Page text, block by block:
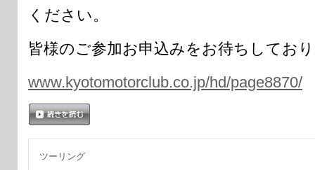
ください。
皆様のご参加お申込みをお待ちしてお
www.kyotomotorclub.co.jp/hd/page8870/
ツーリング